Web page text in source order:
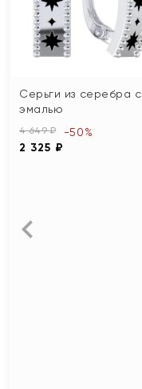
Серьги из серебра с
эмалью
4 649 ₽
2 325 ₽
-50%